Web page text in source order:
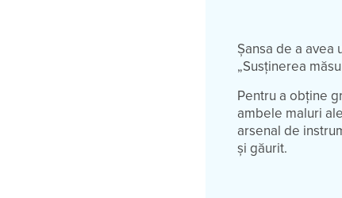
Șansa de a
„Susținerea
Pentru a obține
ambele maluri
arsenal de
și găurit.